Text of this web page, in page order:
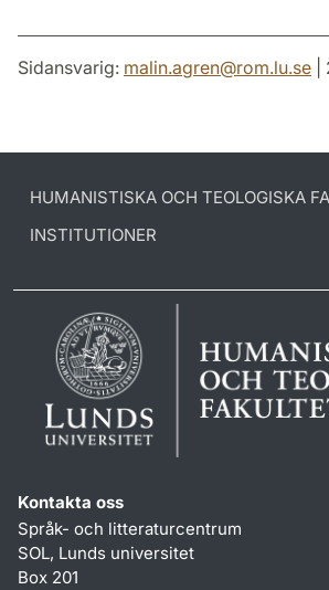
Sidansvarig: malin.agren@rom.lu.se
HUMANISTISKA OCH TEOLOGISKA
INSTITUTIONER
Kontakta oss
Språk- och litteraturcentrum
SOL, Lunds universitet
Box 201